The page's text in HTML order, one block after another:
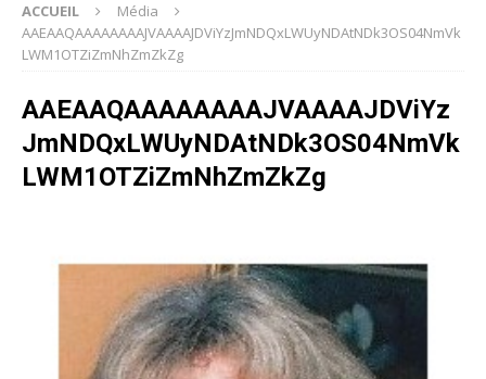
ACCUEIL
Média
AAEAAQAAAAAAAAJVAAAAJDViYzJmNDQxLWUyNDAtNDk3OS04NmVk
LWM1OTZiZmNhZmZkZg
AAEAAQAAAAAAAAJVAAAAJDViYz
JmNDQxLWUyNDAtNDk3OS04NmVk
LWM1OTZiZmNhZmZkZg